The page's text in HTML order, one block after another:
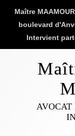
Maître
boulevard
Intervient